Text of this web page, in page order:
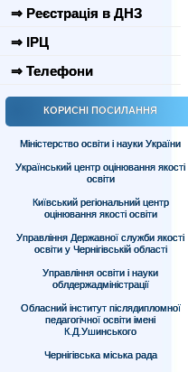
⇒ Реєстрація в ДНЗ
⇒ ІРЦ
⇒ Телефони
КОРИСНІ ПОСИЛАННЯ
Міністерство освіти і науки України
Український центр оцінювання якості
освіти
Київський регіональний центр
оцінювання якості освіти
Управління Державної служби якості
освіти у Чернігівській області
Управління освіти і науки
облдержадміністрації
Обласний інститут післядипломної
педагогічної освіти імені
К.Д.Ушинського
Чернігівська міська рада